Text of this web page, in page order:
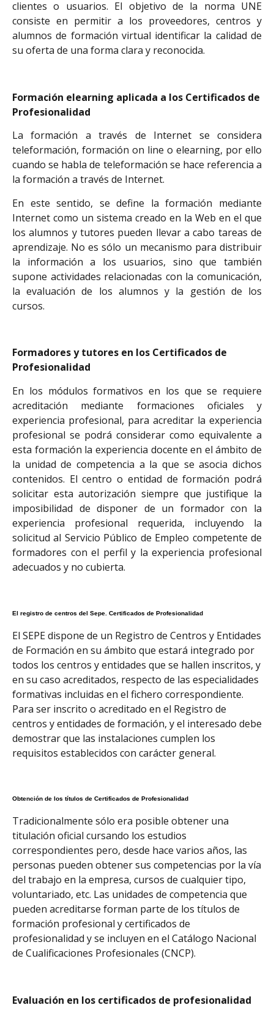
clientes o usuarios. El objetivo de la norma UNE
consiste en permitir a los proveedores, centros y
alumnos de formación virtual identificar la calidad de
su oferta de una forma clara y reconocida.
Formación elearning aplicada a los Certificados de
Profesionalidad
La formación a través de Internet se considera
teleformación, formación on line o elearning, por ello
cuando se habla de teleformación se hace referencia a
la formación a través de Internet.
En este sentido, se define la formación mediante
Internet como un sistema creado en la Web en el que
los alumnos y tutores pueden llevar a cabo tareas de
aprendizaje. No es sólo un mecanismo para distribuir
la información a los usuarios, sino que también
supone actividades relacionadas con la comunicación,
la evaluación de los alumnos y la gestión de los
cursos.
Formadores y tutores en los Certificados de
Profesionalidad
En los módulos formativos en los que se requiere
acreditación mediante formaciones oficiales y
experiencia profesional, para acreditar la experiencia
profesional se podrá considerar como equivalente a
esta formación la experiencia docente en el ámbito de
la unidad de competencia a la que se asocia dichos
contenidos. El centro o entidad de formación podrá
solicitar esta autorización siempre que justifique la
imposibilidad de disponer de un formador con la
experiencia profesional requerida, incluyendo la
solicitud al Servicio Público de Empleo competente de
formadores con el perfil y la experiencia profesional
adecuados y no cubierta.
El registro de centros del Sepe. Certificados de Profesionalidad
El SEPE dispone de un Registro de Centros y Entidades
de Formación en su ámbito que estará integrado por
todos los centros y entidades que se hallen inscritos, y
en su caso acreditados, respecto de las especialidades
formativas incluidas en el fichero correspondiente.
Para ser inscrito o acreditado en el Registro de
centros y entidades de formación, y el interesado debe
demostrar que las instalaciones cumplen los
requisitos establecidos con carácter general.
Obtención de los títulos de Certificados de Profesionalidad
Tradicionalmente sólo era posible obtener una
titulación oficial cursando los estudios
correspondientes pero, desde hace varios años, las
personas pueden obtener sus competencias por la vía
del trabajo en la empresa, cursos de cualquier tipo,
voluntariado, etc. Las unidades de competencia que
pueden acreditarse forman parte de los títulos de
formación profesional y certificados de
profesionalidad y se incluyen en el Catálogo Nacional
de Cualificaciones Profesionales (CNCP).
Evaluación en los certificados de profesionalidad